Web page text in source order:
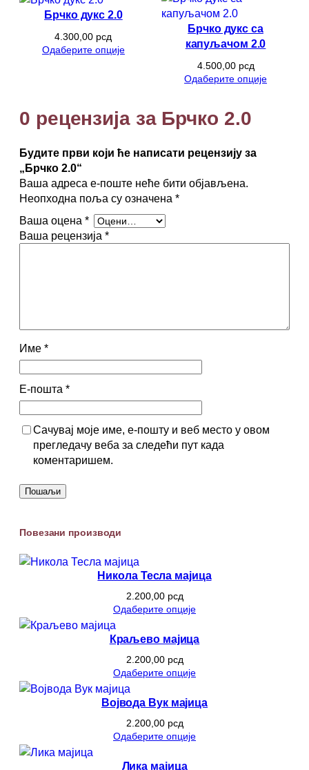
л
Брчко дукс 2.0
4.300,00 рсд
Одаберите опције
Брчко дукс са
капуљачом 2.0
4.500,00 рсд
Одаберите опције
0 рецензија за Брчко 2.0
Будите први који ће написати рецензију за
„Брчко 2.0“
Ваша адреса е-поште неће бити објављена.
Неопходна поља су означена *
Ваша оцена *
Ваша рецензија *
Име *
Е-пошта *
Сачувај моје име, е-пошту и веб место у овом
прегледачу веба за следећи пут када
коментаришем.
Повезани производи
Никола Тесла мајица
2.200,00 рсд
Одаберите опције
Краљево мајица
2.200,00 рсд
Одаберите опције
Војвода Вук мајица
2.200,00 рсд
Одаберите опције
Лика мајица